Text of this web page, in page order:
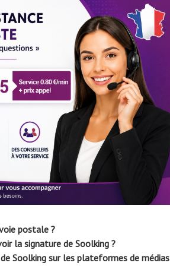
postale ?
la signature de Soolking ?
Soolking sur les plateformes de médias